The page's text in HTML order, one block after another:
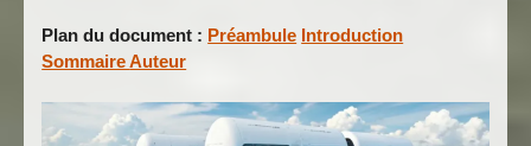
Plan du document : Préambule Introduction
SommaireAuteur